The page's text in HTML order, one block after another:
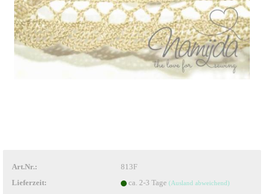
Art.Nr.:
813F
Lieferzeit:
ca. 2-3 Tage (Ausland abweichend)